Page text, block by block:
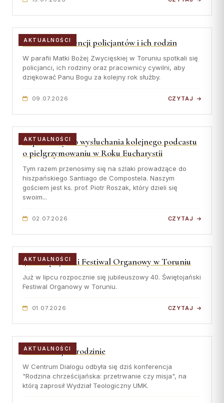
Kuria Diecezjalna
Wydziały
Sąd Biskupi
Wydawnictwo
Konta bankowe
Biuro
Współpraca
„GŁOS Z TORUNIA"
Archiwum
Współpraca
KONTAKT
Dane kurii
Kalendarz liturgiczny
Franciszkański Zakon
Skauci Króla
Bractwo św. Józefa
AKTUALNOŚCI
Msza św. w intencji policjantów i ich rodzin
W parafii Matki Bożej Zwycięskiej w Toruniu spotkali się
policjanci, ich rodziny oraz pracownicy cywilni, aby
dziękować Panu Bogu za kolejny rok służby.
09.07.2026 CZYTAJ
AKTUALNOŚCI
Zapraszamy do wysłuchania kolejnego podcastu
o pielgrzymowaniu w Roku Eucharystii
Tym razem przenosimy się na szlaki prowadzące do
hiszpańskiego Santiago de Compostela. Naszym
gościem jest ks. prof. Piotr Roszak, który dzieli się
swoim...
02.07.2026 CZYTAJ
AKTUALNOŚCI
40. Świętojański Festiwal Organowy w Toruniu
Już w lipcu rozpocznie się jubileuszowy 40. Świętojański
Festiwal Organowy w Toruniu.
01.07.2026 CZYTAJ
AKTUALNOŚCI
Konferencja o rodzinie
W Centrum Dialogu odbyła się dziś konferencja
"Rodzina chrześcijańska: przetrwanie czy misja", na
którą zaprosił Wydział Teologiczny UMK.